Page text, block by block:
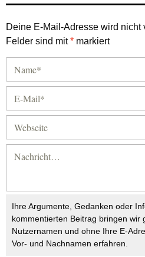
Deine E-Mail-Adresse wird nicht
Felder sind mit* markiert
Ihre Argumente, Gedanken oder
kommentierten Beitrag bringen wir
Nutzernamen und ohne Ihre E-
Vor- und Nachnamen erfahren.